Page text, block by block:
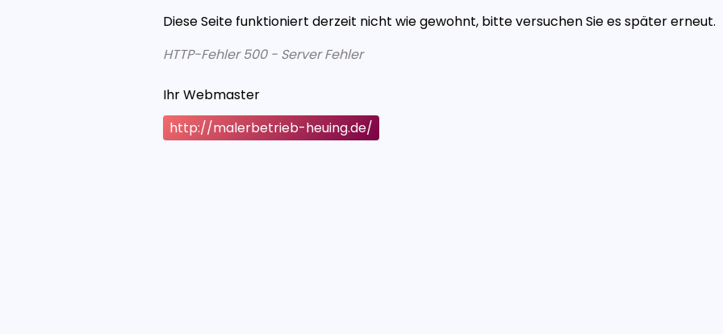
Diese Seite funktioniert derzeit nicht wie gewohnt, bitte versuchen Sie es später erneut.
HTTP-Fehler 500 - Server Fehler
Ihr Webmaster
http://malerbetrieb-heuing.de/